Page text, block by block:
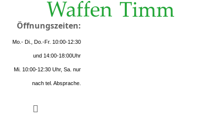
Öffnungszeiten:
Mo.- Di., Do.-Fr. 10:00-12:30
und 14:00-18:00Uhr
Mi. 10:00-12:30 Uhr, Sa. nur
nach tel. Absprache.